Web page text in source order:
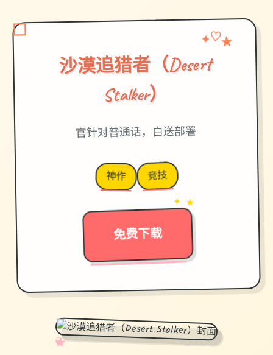
沙漠追猎者（Desert
Stalker）
✦ ♡ ★
官针对普通话，白送部署
神作 竞技
免费下载
→
✦ ★
✧
♡
★
♥